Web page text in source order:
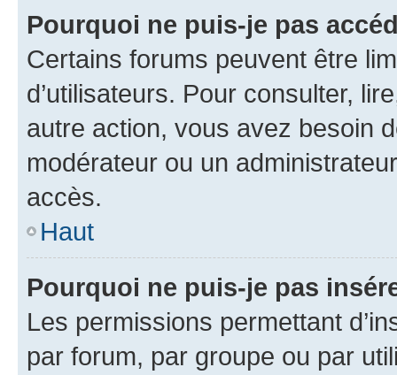
Pourquoi ne puis-je pas
Certains forums peuvent être
d’utilisateurs. Pour consulter,
autre action, vous avez besoin
modérateur ou un
accès.
Haut
Pourquoi ne puis-je pas
Les permissions permettant
par forum, par groupe ou par